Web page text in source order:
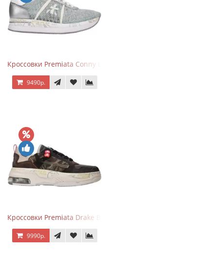
Кроссовки Premiata Conny Lace Blue Silver
9490р.
Кроссовки Premiata Drake Black Brown
9990р.